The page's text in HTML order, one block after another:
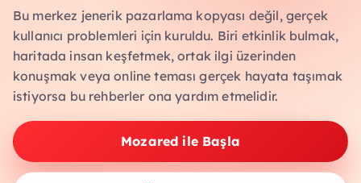
Bu merkez jenerik pazarlama kopyası değil, gerçek
kullanıcı problemleri için kuruldu. Biri etkinlik bulmak,
haritada insan keşfetmek, ortak ilgi üzerinden
konuşmak veya online teması gerçek hayata taşımak
istiyorsa bu rehberler ona yardım etmelidir.
Mozared ile Başla